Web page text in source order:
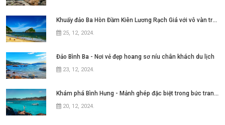
Khuấy đảo Ba Hòn Đầm Kiên Lương Rạch Giá với vô vàn trải nghiệm
25, 12, 2024
Đảo Bình Ba - Nơi vẻ đẹp hoang sơ níu chân khách du lịch
23, 12, 2024
Khám phá Bình Hưng - Mảnh ghép đặc biệt trong bức tranh Tứ Bình tại Nha Trang
20, 12, 2024